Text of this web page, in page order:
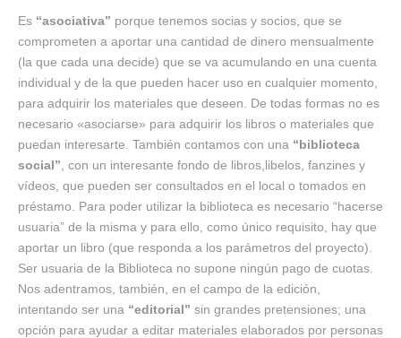
Es “asociativa” porque tenemos socias y socios, que se
comprometen a aportar una cantidad de dinero mensualmente
(la que cada una decide) que se va acumulando en una cuenta
individual y de la que pueden hacer uso en cualquier momento,
para adquirir los materiales que deseen. De todas formas no es
necesario «asociarse» para adquirir los libros o materiales que
puedan interesarte. También contamos con una “biblioteca
social” , con un interesante fondo de libros,libelos, fanzines y
vídeos, que pueden ser consultados en el local o tomados en
préstamo. Para poder utilizar la biblioteca es necesario “hacerse
usuaria” de la misma y para ello, como único requisito, hay que
aportar un libro (que responda a los parámetros del proyecto).
Ser usuaria de la Biblioteca no supone ningún pago de cuotas.
Nos adentramos, también, en el campo de la edición,
intentando ser una “editorial” sin grandes pretensiones; una
opción para ayudar a editar materiales elaborados por personas